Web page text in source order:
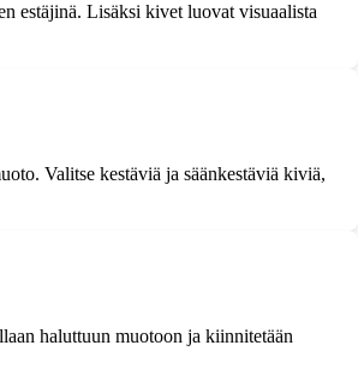
estäjinä. Lisäksi kivet luovat visuaalista
Valitse kestäviä ja säänkestäviä kiviä,
haluttuun muotoon ja kiinnitetään